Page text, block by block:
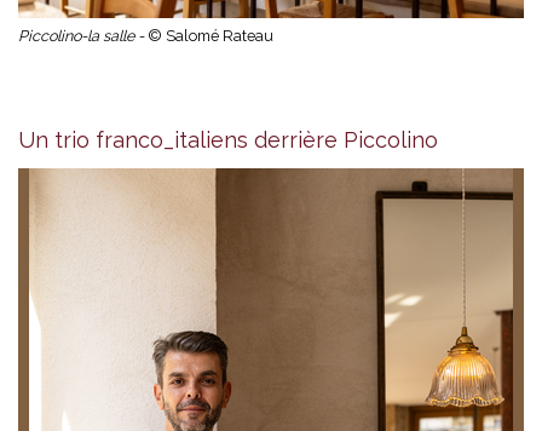
Piccolino-la salle - © Salomé Rateau
Un trio franco_italiens derrière Piccolino